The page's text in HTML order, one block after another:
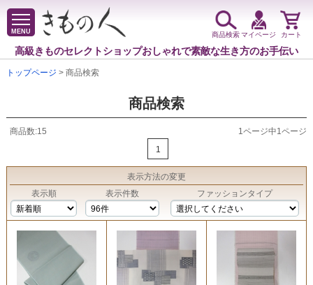
MENU
高級きものセレクトショップおしゃれで素敵な生き方のお手伝い
商品検索マイページ カート
トップページ > 商品検索
商品検索
商品数:15
1ページ中1ページ
1
表示方法の変更
表示順
表示件数 ファッションタイプ